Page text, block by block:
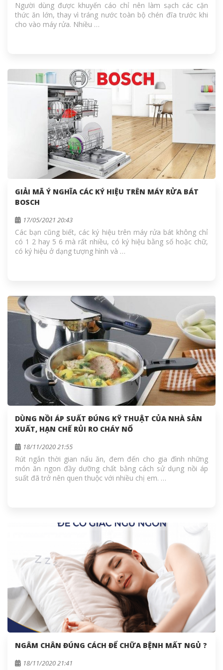
Người dùng được khuyến cáo chỉ nên làm sạch các cặn
thức ăn lớn, thay vì tráng nước toàn bộ chén đĩa trước khi
cho vào máy rửa. Nhiều …
GIẢI MÃ Ý NGHĨA CÁC KÝ HIỆU TRÊN MÁY RỬA BÁT
BOSCH
17/05/2021 20:43
Các bạn cũng biết, các ký hiệu trên máy rửa bát không chỉ
có 1 2 hay 5 6 mà rất nhiều, có ký hiệu bằng số hoặc chữ,
có ký hiệu ở dạng tượng hình và …
DÙNG NỒI ÁP SUẤT ĐÚNG KỸ THUẬT CỦA NHÀ SẢN
XUẤT, HẠN CHẾ RỦI RO CHÁY NỔ
18/11/2020 21:55
Rút ngắn thời gian nấu ăn, đem đến cho gia đình những
món ăn ngon đầy dưỡng chất bằng cách sử dụng nồi áp
suất đã trở nên quen thuộc với nhiều chị em. …
NGÂM CHÂN ĐÚNG CÁCH ĐỂ CHỮA BỆNH MẤT NGỦ ?
18/11/2020 21:41